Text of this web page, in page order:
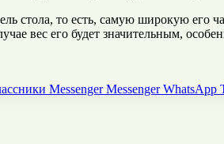
стола, то есть, самую широкую его
вес его будет значительным,
Messenger Messenger WhatsApp